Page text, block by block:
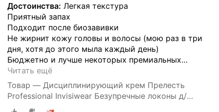
Достоинства: Легкая текстура
Приятный запах
Подходит после биозавивки
Не жирнит кожу головы и волосы (мою раз в три
дня, хотя до этого мыла каждый день)
Бюджетно и лучше некоторых премиальных…
Читать ещё
Товар — Дисциплинирующий крем Прелесть
Professional Invisiwear Безупречные локоны д/
укладки кудрявых и волнистых волос, 150 мл